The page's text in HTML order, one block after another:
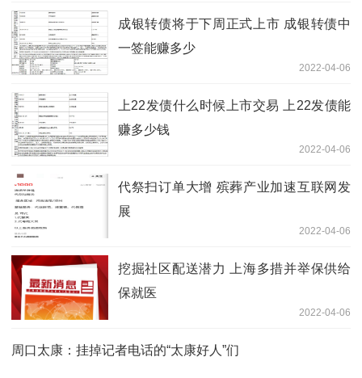
成银转债将于下周正式上市 成银转债中
一签能赚多少
2022-04-06
上22发债什么时候上市交易 上22发债能
赚多少钱
2022-04-06
代祭扫订单大增 殡葬产业加速互联网发
展
2022-04-06
挖掘社区配送潜力 上海多措并举保供给
保就医
2022-04-06
周口太康：挂掉记者电话的“太康好人”们